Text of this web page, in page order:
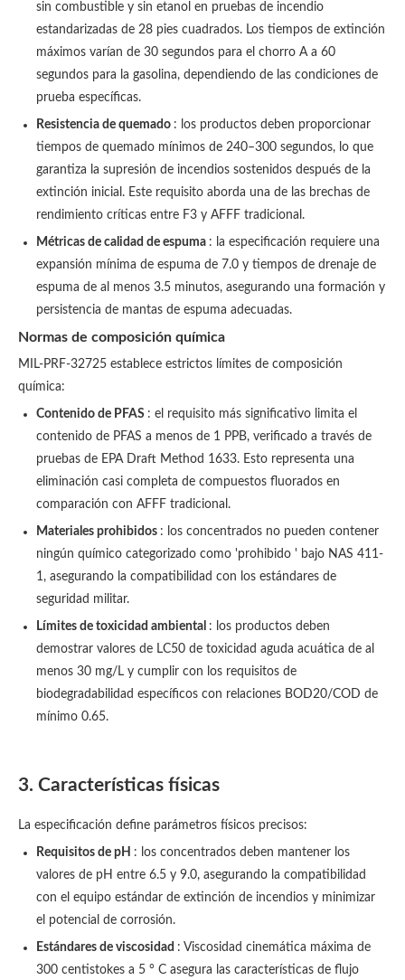
sin combustible y sin etanol en pruebas de incendio
estandarizadas de 28 pies cuadrados. Los tiempos de extinción
máximos varían de 30 segundos para el chorro A a 60
segundos para la gasolina, dependiendo de las condiciones de
prueba específicas.
Resistencia de quemado : los productos deben proporcionar
tiempos de quemado mínimos de 240–300 segundos, lo que
garantiza la supresión de incendios sostenidos después de la
extinción inicial. Este requisito aborda una de las brechas de
rendimiento críticas entre F3 y AFFF tradicional.
Métricas de calidad de espuma : la especificación requiere una
expansión mínima de espuma de 7.0 y tiempos de drenaje de
espuma de al menos 3.5 minutos, asegurando una formación y
persistencia de mantas de espuma adecuadas.
Normas de composición química
MIL-PRF-32725 establece estrictos límites de composición
química:
Contenido de PFAS : el requisito más significativo limita el
contenido de PFAS a menos de 1 PPB, verificado a través de
pruebas de EPA Draft Method 1633. Esto representa una
eliminación casi completa de compuestos fluorados en
comparación con AFFF tradicional.
Materiales prohibidos : los concentrados no pueden contener
ningún químico categorizado como 'prohibido ' bajo NAS 411-
1, asegurando la compatibilidad con los estándares de
seguridad militar.
Límites de toxicidad ambiental : los productos deben
demostrar valores de LC50 de toxicidad aguda acuática de al
menos 30 mg/L y cumplir con los requisitos de
biodegradabilidad específicos con relaciones BOD20/COD de
mínimo 0.65.
3. Características físicas
La especificación define parámetros físicos precisos:
Requisitos de pH : los concentrados deben mantener los
valores de pH entre 6.5 y 9.0, asegurando la compatibilidad
con el equipo estándar de extinción de incendios y minimizar
el potencial de corrosión.
Estándares de viscosidad : Viscosidad cinemática máxima de
300 centistokes a 5 ° C asegura las características de flujo